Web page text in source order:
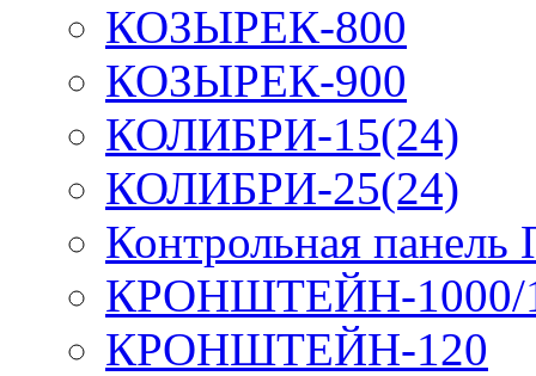
КОЗЫРЕК-800
КОЗЫРЕК-900
КОЛИБРИ-15(24)
КОЛИБРИ-25(24)
Контрольная
КРОНШТЕЙН-1000/
КРОНШТЕЙН-120